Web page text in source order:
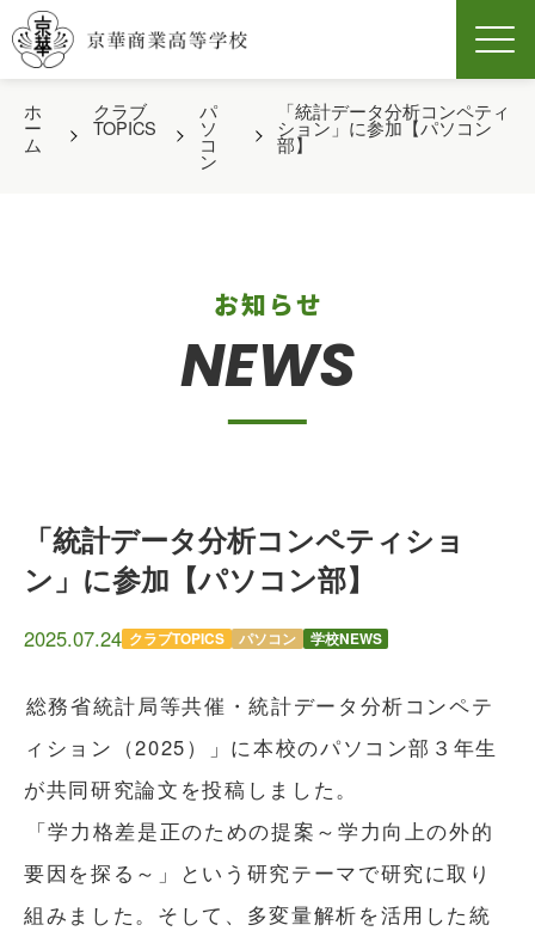
ホ
ー
ム
クラブ
TOPICS
パ
ソ
コ
ン
「統計データ分析コンペティ
ション」に参加【パソコン
部】
お知らせ
NEWS
「統計データ分析コンペティショ
ン」に参加【パソコン部】
2025.07.24 クラブTOPICS パソコン 学校NEWS
総務省統計局等共催・統計データ分析コンペテ
ィション（2025）」に本校のパソコン部３年生
が共同研究論文を投稿しました。
「学力格差是正のための提案～学力向上の外的
要因を探る～」という研究テーマで研究に取り
組みました。そして、多変量解析を活用した統